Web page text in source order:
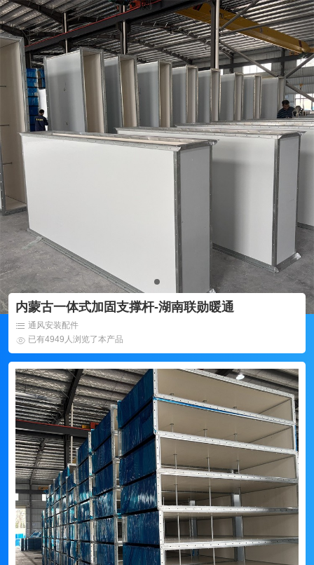
内蒙古一体式加固支撑杆-湖南联勋暖通
通风安装配件
已有4949人浏览了本产品